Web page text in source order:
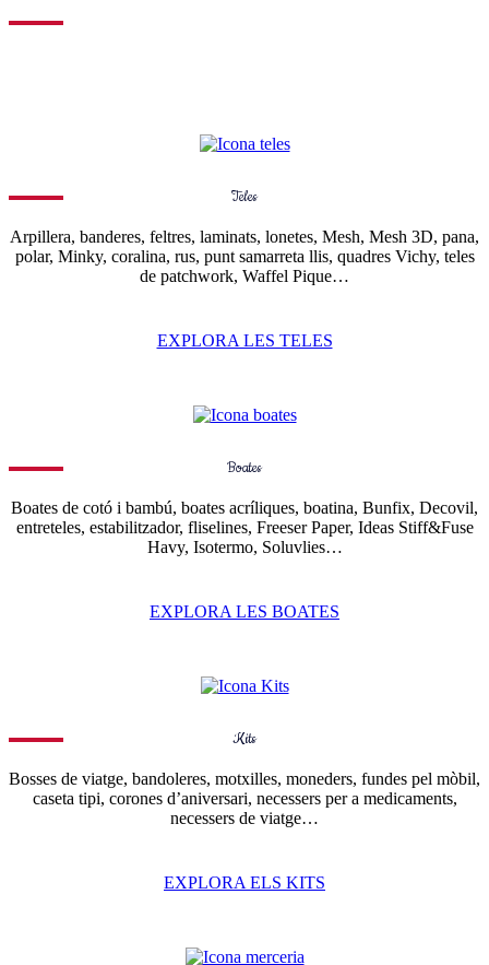
Teles
Arpillera, banderes, feltres, laminats, lonetes, Mesh, Mesh 3D, pana,
polar, Minky, coralina, rus, punt samarreta llis, quadres Vichy, teles
de patchwork, Waffel Pique…
EXPLORA LES TELES
Boates
Boates de cotó i bambú, boates acríliques, boatina, Bunfix, Decovil,
entreteles, estabilitzador, fliselines, Freeser Paper, Ideas Stiff&Fuse
Havy, Isotermo, Soluvlies…
EXPLORA LES BOATES
Kits
Bosses de viatge, bandoleres, motxilles, moneders, fundes pel mòbil,
caseta tipi, corones d’aniversari, necessers per a medicaments,
necessers de viatge…
EXPLORA ELS KITS